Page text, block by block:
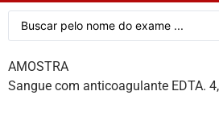
AMOSTRA
Sangue com anticoagulante EDTA.